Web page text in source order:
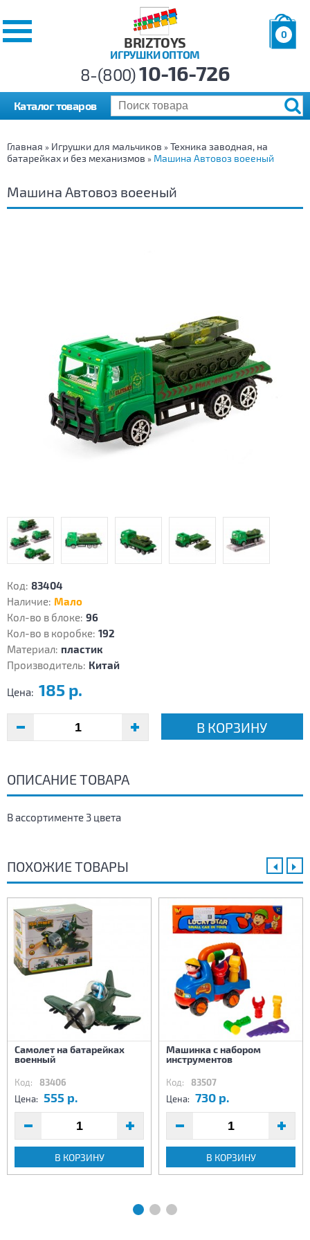
BRIZTOYS
ИГРУШКИ ОПТОМ
0
р.
8-(800)10-16-726
Каталог товаров
Главная » Игрушки для мальчиков » Техника заводная, на
батарейках и без механизмов » Машина Автовоз воееный
Машина Автовоз воееный
Код: 83404
Наличие: Мало
Кол-во в блоке: 96
Кол-во в коробке: 192
Материал: пластик
Производитель: Китай
Цена: 185 р.
В КОРЗИНУ
ОПИСАНИЕ ТОВАРА
В ассортименте 3 цвета
ПОХОЖИЕ ТОВАРЫ
Самолет на батарейках
военный
Код: 83406
Цена: 555 р.
В КОРЗИНУ
Машинка с набором
инструментов
Код: 83507
Цена: 730 р.
В КОРЗИНУ